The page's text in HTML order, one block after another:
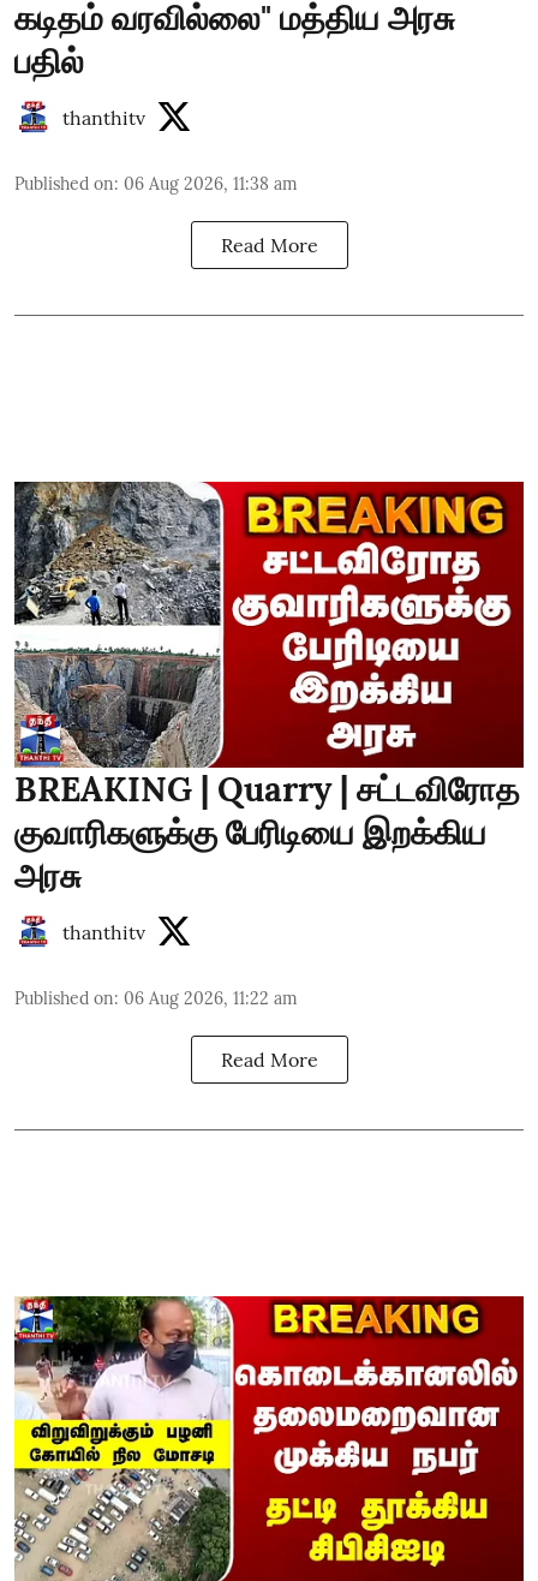
கடிதம் வரவில்லை" மத்திய அரசு
பதில்
thanthitv
Published on: 06 Aug 2026, 11:38 am
Read More
BREAKING | Quarry | சட்டவிரோத
குவாரிகளுக்கு பேரிடியை இறக்கிய
அரசு
thanthitv
Published on: 06 Aug 2026, 11:22 am
Read More